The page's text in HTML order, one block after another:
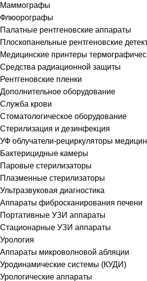
Маммографы
Флюорографы
Палатные рентгеновские аппараты
Плоскопанельные рентгеновские
Медицинские принтеры
Средства радиационной защиты
Рентгеновские пленки
Дополнительное оборудование
Служба крови
Стоматологическое оборудование
Стерилизация и дезинфекция
УФ облучатели-рециркуляторы
Бактерицидные камеры
Паровые стерилизаторы
Плазменные стерилизаторы
Ультразвуковая диагностика
Аппараты фибросканирования печени
Портативные УЗИ аппараты
Стационарные УЗИ аппараты
Урология
Аппараты микроволновой абляции
Уродинамические системы (КУДИ)
Урологические аппараты